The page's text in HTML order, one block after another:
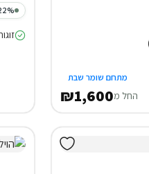
מתחם שומר שבת
החל מ₪1,600
22% הנחה על